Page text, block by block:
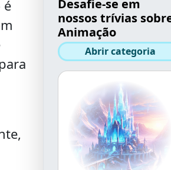
é
Desafie-se em
nossos trívias
Animação
Abrir categoria